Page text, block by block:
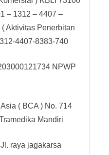
– 1312 – 4407 –
Aktivitas Penerbitan
4407-8383-740
NPWP
( BCA ) No. 714
Mandiri
raya jagakarsa